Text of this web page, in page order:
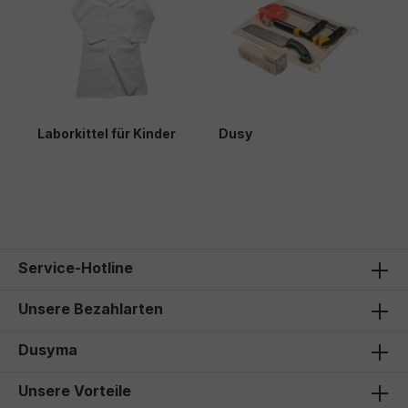
Laborkittel für Kinder Dusy
Service-Hotline
Unsere Bezahlarten
Dusyma
Unsere Vorteile